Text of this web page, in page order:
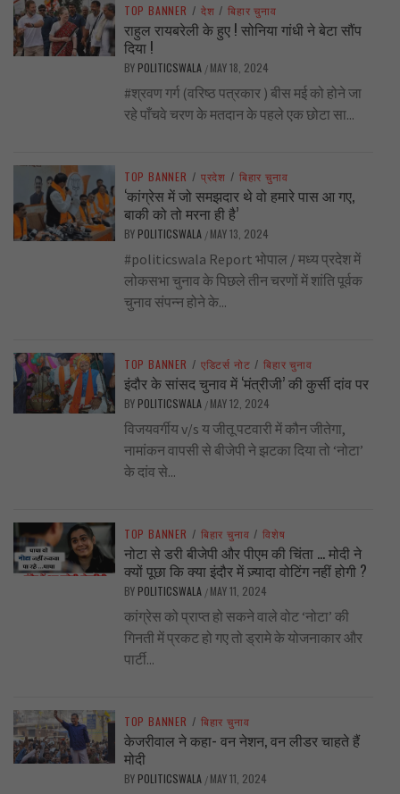
TOP BANNER / देश / बिहार चुनाव
राहुल रायबरेली के हुए ! सोनिया गांधी ने बेटा सौंप
दिया !
BY POLITICSWALA / MAY 18, 2024
#श्रवण गर्ग (वरिष्ठ पत्रकार ) बीस मई को होने जा
रहे पाँचवे चरण के मतदान के पहले एक छोटा सा...
TOP BANNER / प्रदेश / बिहार चुनाव
‘कांग्रेस में जो समझदार थे वो हमारे पास आ गए,
बाकी को तो मरना ही है’
BY POLITICSWALA / MAY 13, 2024
#politicswala Report भोपाल / मध्य प्रदेश में
लोकसभा चुनाव के पिछले तीन चरणों में शांति पूर्वक
चुनाव संपन्न होने के...
TOP BANNER / एडिटर्स नोट / बिहार चुनाव
इंदौर के सांसद चुनाव में ‘मंत्रीजी’ की कुर्सी दांव पर
BY POLITICSWALA / MAY 12, 2024
विजयवर्गीय v/s य जीतू पटवारी में कौन जीतेगा,
नामांकन वापसी से बीजेपी ने झटका दिया तो ‘नोटा’
के दांव से...
TOP BANNER / बिहार चुनाव / विशेष
नोटा से डरी बीजेपी और पीएम की चिंता … मोदी ने
क्यों पूछा कि क्या इंदौर में ज़्यादा वोटिंग नहीं होगी ?
BY POLITICSWALA / MAY 11, 2024
कांग्रेस को प्राप्त हो सकने वाले वोट ‘नोटा’ की
गिनती में प्रकट हो गए तो ड्रामे के योजनाकार और
पार्टी...
TOP BANNER / बिहार चुनाव
केजरीवाल ने कहा- वन नेशन, वन लीडर चाहते हैं
मोदी
BY POLITICSWALA / MAY 11, 2024